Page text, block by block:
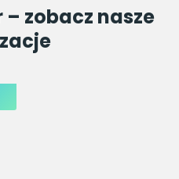
– zobacz nasze